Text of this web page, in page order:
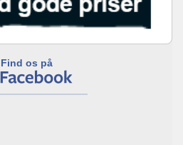
Find os på